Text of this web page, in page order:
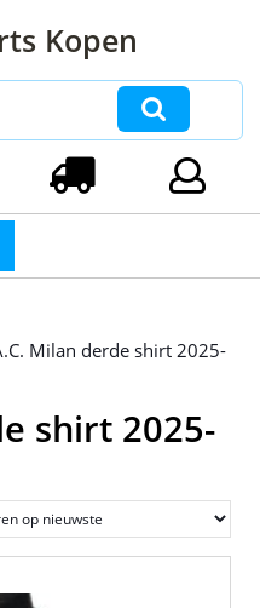
Kopen
Milan derde shirt 2025-
shirt 2025-